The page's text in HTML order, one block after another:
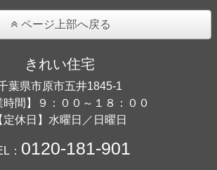
ページ上部へ戻る
きれい住宅
葉県市原市五井1845-1
時間】９：００～１８：００
定休日】水曜日／日曜日
： 0120-181-901